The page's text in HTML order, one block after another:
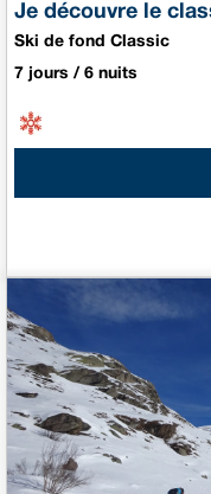
Je découvre le
Ski de fond Classic
7 jours / 6 nuits